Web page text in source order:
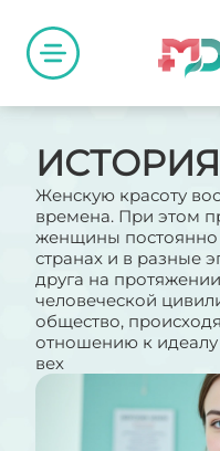
Женскую красоту
времена. При этом
женщины постоянно
странах и в разные
друга на
человеческой
общество,
отношению к идеалу
вех